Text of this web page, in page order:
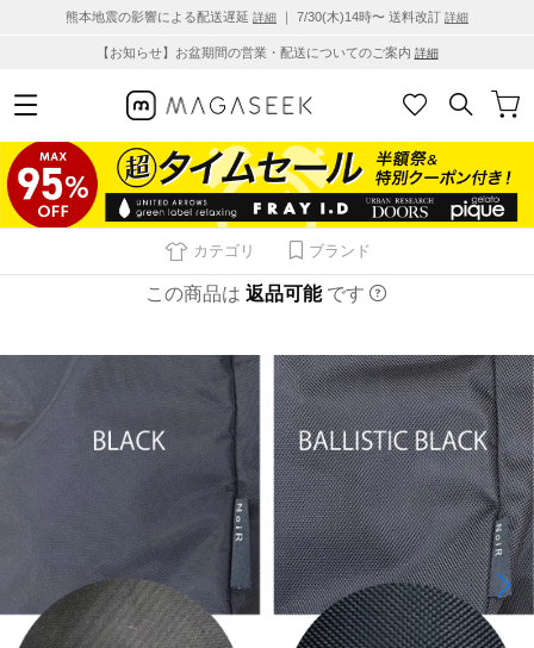
熊本地震の影響による配送遅延 詳細 ｜ 7/30(木)14時〜 送料改訂 詳細
【お知らせ】お盆期間の営業・配送についてのご案内 詳細
カテゴリ ブランド
この商品は 返品可能 です